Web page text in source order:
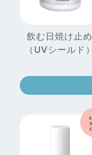
飲む日焼け止め
（UVシールド）